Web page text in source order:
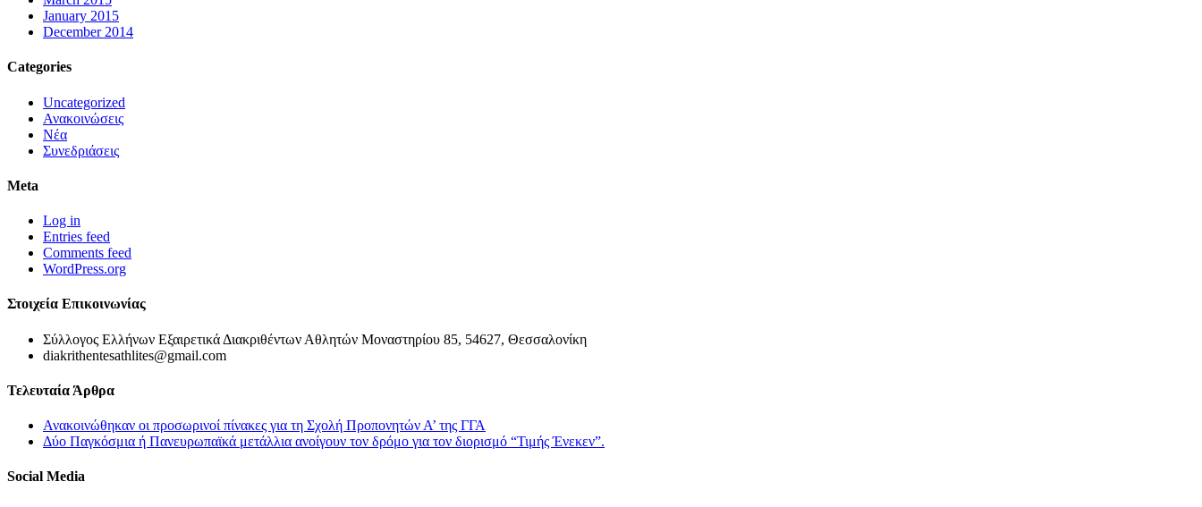
January 2015
December 2014
Categories
Uncategorized
Ανακοινώσεις
Νέα
Συνεδριάσεις
Meta
Log in
Entries feed
Comments feed
WordPress.org
Στοιχεία Επικοινωνίας
Σύλλογος Ελλήνων Εξαιρετικά Διακριθέντων Αθλητών Μοναστηρίου 85, 54627, Θεσσαλονίκη
diakrithentesathlites@gmail.com
Τελευταία Άρθρα
Ανακοινώθηκαν οι προσωρινοί πίνακες για τη Σχολή Προπονητών Α’ της ΓΓΑ
Δύο Παγκόσμια ή Πανευρωπαϊκά μετάλλια ανοίγουν τον δρόμο για τον διορισμό “Τιμής Ένεκεν”.
Social Media